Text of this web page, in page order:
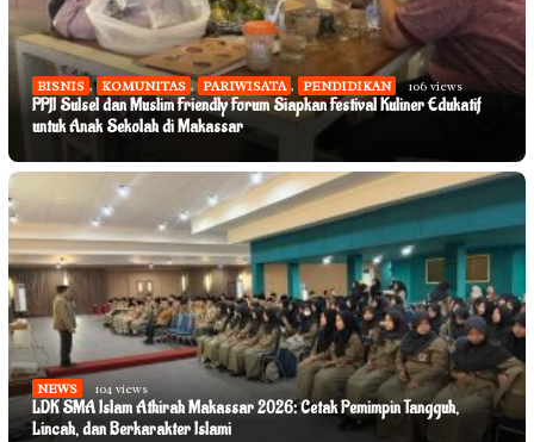
BISNIS , KOMUNITAS , PARIWISATA , PENDIDIKAN 106 views
PPJI Sulsel dan Muslim Friendly Forum Siapkan Festival Kuliner Edukatif
untuk Anak Sekolah di Makassar
NEWS 104 views
LDK SMA Islam Athirah Makassar 2026: Cetak Pemimpin Tangguh,
Lincah, dan Berkarakter Islami